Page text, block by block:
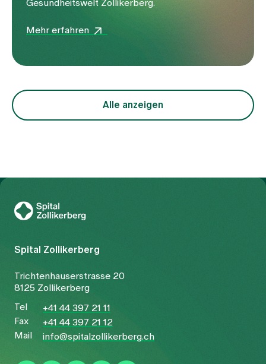
Gesundheitswelt Zollikerberg.
Mehr erfahren
Alle anzeigen
Spital Zollikerberg
Trichtenhauserstrasse 20
8125 Zollikerberg
Tel
+41 44 397 21 11
Fax
+41 44 397 21 12
Mail
info@spitalzollikerberg.ch